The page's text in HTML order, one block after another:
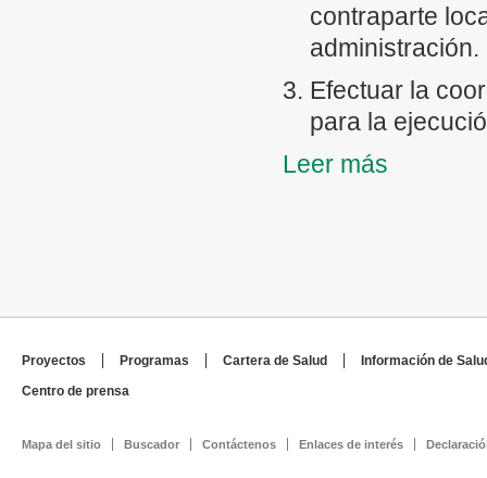
contraparte
administración.
Efectuar la
para la
Coordinar la
de las
desarrollo de
Leer más
Proyectos Programas Cartera de Salud
Información de
Centro de prensa
Mapa del sitio Buscador Contáctenos Enlaces de interés